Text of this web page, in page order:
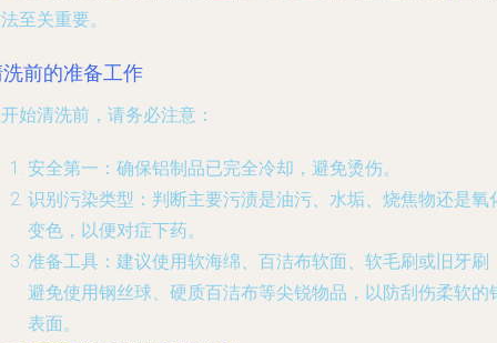
至关重要。
前的准备工作
始清洗前，请务必注意：
安全第一 ：确保铝制品已完全冷却，避免烫伤。
识别污染类型 ：判断主要污渍是油污、水垢、烧焦物还是氧
变色，以便对症下药。
准备工具 ：建议使用软海绵、百洁布软面、软毛刷或旧牙刷
避免使用钢丝球、硬质百洁布等尖锐物品，以防刮伤柔软的
表面。